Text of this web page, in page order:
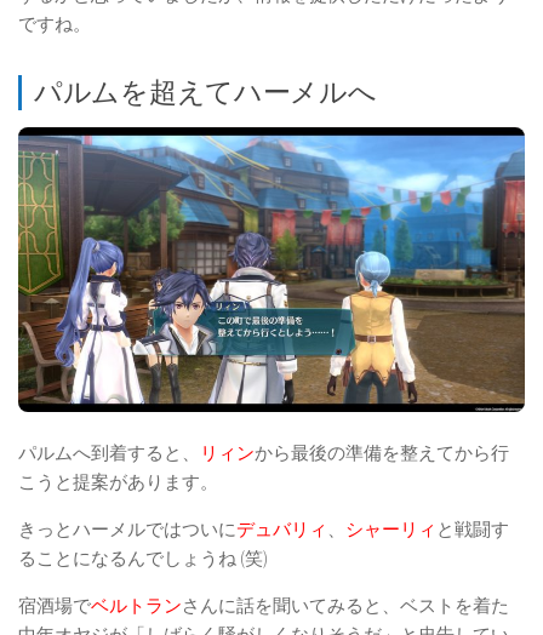
ですね。
パルムを超えてハーメルへ
パルムへ到着すると、 リィンから最後の準備を整えてから行
こうと提案があります。
きっとハーメルではついにデュバリィ シャーリィ と戦闘す
ることになるんでしょうね (笑)
宿酒場でベルトランさんに話を聞いてみると、ベストを着た